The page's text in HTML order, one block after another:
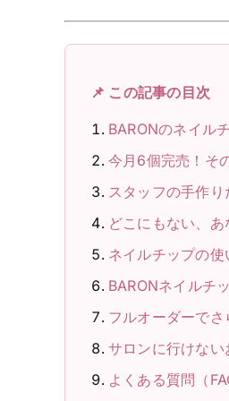
📌 この記事の目次
BARONのネイル
今月6個完売！そ
スタッフの手作
どこにもない、
ネイルチップの
BARONネイルチ
フルオーダーで
サロンに行けない
よくある質問（